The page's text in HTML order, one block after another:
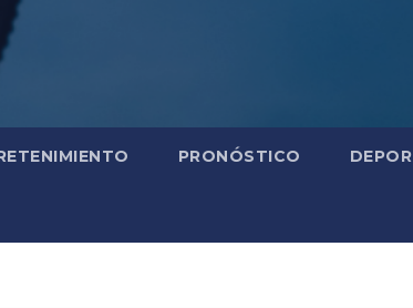
PRONÓSTICO